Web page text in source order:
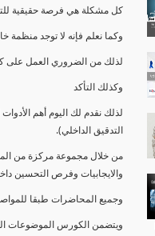
كل مشكلة هي فرصة حقيقية
وكما نعلم فإنه لا توجد منظمة
لذلك من الضروري العمل على
وكذلك التأكد
لذلك نقدم لك اليوم أهم
التدقيق الداخلي).
من خلال مجموعة مركزة من
والايجابيات وفرص التحسين
وجميع المحاضرات طبقا للمواصفة
ويتضمن الكورس الموضوعات